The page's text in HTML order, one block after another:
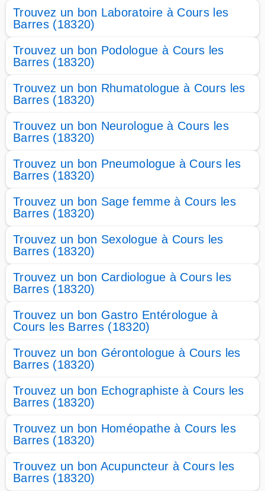
Trouvez un bon Laboratoire à Cours les
Barres (18320)
Trouvez un bon Podologue à Cours les
Barres (18320)
Trouvez un bon Rhumatologue à Cours les
Barres (18320)
Trouvez un bon Neurologue à Cours les
Barres (18320)
Trouvez un bon Pneumologue à Cours les
Barres (18320)
Trouvez un bon Sage femme à Cours les
Barres (18320)
Trouvez un bon Sexologue à Cours les
Barres (18320)
Trouvez un bon Cardiologue à Cours les
Barres (18320)
Trouvez un bon Gastro Entérologue à
Cours les Barres (18320)
Trouvez un bon Gérontologue à Cours les
Barres (18320)
Trouvez un bon Echographiste à Cours les
Barres (18320)
Trouvez un bon Homéopathe à Cours les
Barres (18320)
Trouvez un bon Acupuncteur à Cours les
Barres (18320)